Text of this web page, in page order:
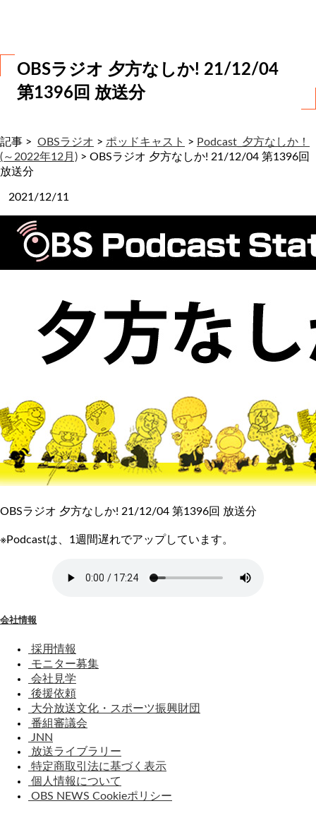
OBSラジオ 夕方なしか! 21/12/04
第1396回 放送分
記事 > OBSラジオ > ポッドキャスト > Podcast_夕方なしか！
(～2022年12月) > OBSラジオ 夕方なしか! 21/12/04 第1396回
放送分
2021/12/11
OBSラジオ 夕方なしか! 21/12/04 第1396回 放送分
※Podcastは、1週間遅れでアップしています。
会社情報
採用情報
モニター募集
会社見学
後援依頼
大分放送文化・スポーツ振興財団
番組審議会
JNN
放送ライブラリー
特定商取引法に基づく表示
個人情報について
OBS NEWS Cookieポリシー